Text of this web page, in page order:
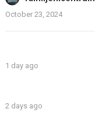
October 23, 2024
1 day ago
2 days ago